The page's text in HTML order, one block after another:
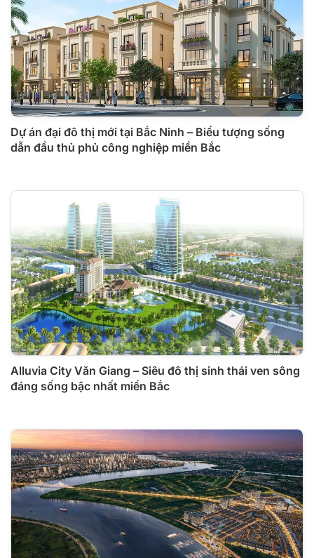
Dự án đại đô thị mới tại Bắc Ninh – Biểu tượng sống
dẫn đầu thủ phủ công nghiệp miền Bắc
Alluvia City Văn Giang – Siêu đô thị sinh thái ven sông
đáng sống bậc nhất miền Bắc